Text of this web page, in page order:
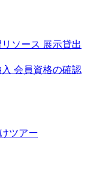
ソース 展示貸出
会員資格の確認
ツアー